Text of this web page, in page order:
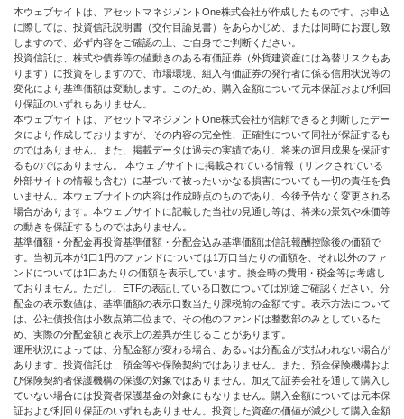
本ウェブサイトは、アセットマネジメントOne株式会社が作成したものです。お申込
に際しては、投資信託説明書（交付目論見書）をあらかじめ、または同時にお渡し致
しますので、必ず内容をご確認の上、ご自身でご判断ください。
投資信託は、株式や債券等の値動きのある有価証券（外貨建資産には為替リスクもあ
ります）に投資をしますので、市場環境、組入有価証券の発行者に係る信用状況等の
変化により基準価額は変動します。このため、購入金額について元本保証および利回
り保証のいずれもありません。
本ウェブサイトは、アセットマネジメントOne株式会社が信頼できると判断したデー
タにより作成しておりますが、その内容の完全性、正確性について同社が保証するも
のではありません。また、掲載データは過去の実績であり、将来の運用成果を保証す
るものではありません。 本ウェブサイトに掲載されている情報（リンクされている
外部サイトの情報も含む）に基づいて被ったいかなる損害についても一切の責任を負
いません。本ウェブサイトの内容は作成時点のものであり、今後予告なく変更される
場合があります。本ウェブサイトに記載した当社の見通し等は、将来の景気や株価等
の動きを保証するものではありません。
基準価額・分配金再投資基準価額・分配金込み基準価額は信託報酬控除後の価額で
す。当初元本が1口1円のファンドについては1万口当たりの価額を、それ以外のファ
ンドについては1口あたりの価額を表示しています。換金時の費用・税金等は考慮し
ておりません。ただし、ETFの表記している口数については別途ご確認ください。分
配金の表示数値は、基準価額の表示口数当たり課税前の金額です。表示方法について
は、公社債投信は小数点第二位まで、その他のファンドは整数部のみとしているた
め、実際の分配金額と表示上の差異が生じることがあります。
運用状況によっては、分配金額が変わる場合、あるいは分配金が支払われない場合が
あります。投資信託は、預金等や保険契約ではありません。また、預金保険機構およ
び保険契約者保護機構の保護の対象ではありません。加えて証券会社を通して購入し
ていない場合には投資者保護基金の対象にもなりません。購入金額については元本保
証および利回り保証のいずれもありません。投資した資産の価値が減少して購入金額